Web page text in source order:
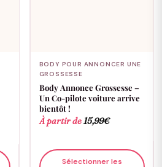
BODY POUR ANNONCER UNE
GROSSESSE
Body Annonce Grossesse –
Un Co-pilote voiture arrive
bientôt !
À partir de15,99€
Sélectionner les